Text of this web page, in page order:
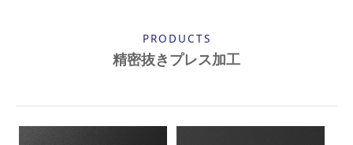
PRODUCTS
精密抜きプレス加工